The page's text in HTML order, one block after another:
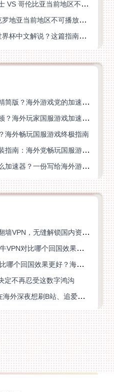
在国外看世界杯中文直播瑞士 VS 哥伦比亚当前地区不可播放？这篇指南帮你搞定
在国外看世界杯巴拿马 vs 克罗地亚当前地区不可播放？这篇指南帮你轻松解决海外体育直播难题
在国外怎么看瑞士 vs 波黑世界杯中文解说？这篇指南帮你搞定所有地区限制问题
巴西怎么玩边锋四人斗地主精简版？海外游戏党的加速器终极选择
巴西怎么玩新笑傲江湖不卡顿？海外玩家国服游戏加速终极指南（附猫和老鼠一梦江湖实测）
海外畅玩国服游戏终极指南
足球世界国外加速器下载安装指南：海外党畅玩国服游戏的终极解决方案
国外玩合金弹头：觉醒用什么加速器？一份写给海外游子的畅玩指南
海外党必看：如何选对回国翻墙VPN，无缝解锁国内资源？
ChickCN VPN好用吗？和海牛VPN对比哪个回国效果更好？
ChickCN VPN和当归VPN对比哪个回国效果更好？海外党亲测后选了它
定不再忍受这数字鸿沟
Quickback和巨鲸好用吗？在海外深夜想刷B站、追爱奇艺的你，或许正需要这份答案